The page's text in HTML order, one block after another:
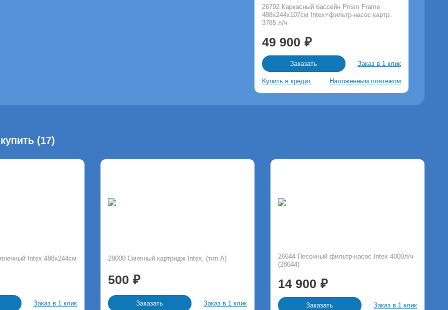
26792 Каркасный бассейн Prism Frame
488х244х107см Intex+фильтр-насос картр.
3785 л/ч
49 900
Заказать Заказ в 1 клик
Купить в кредит Наложенным платежом
(17)
Intex 488х244см
Заказ в 1 клик
29000 Сменный картридж Intex, (тип А)
500
Заказать Заказ в 1 клик
26644 Песочный фильтр-насос Intex 4000л/ч
(28644)
14 900
Заказать Заказ в 1 клик